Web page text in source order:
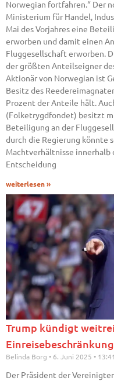
Norwegian fortfahren.“ Der
Ministerium für Handel,
Mai des Vorjahres eine
erworben und damit einen
Fluggesellschaft erworben.
der größten Anteilseigner
Aktionär von Norwegian ist
Besitz des
Prozent der Anteile hält.
(Folketrygdfondet) besitzt
Beteiligung an der
durch die Regierung könnte
Machtverhältnisse
Entscheidung
weiterlesen »
Trump kündigt
Belinda Borg 6. Juni 2025 13:41
Der Präsident der